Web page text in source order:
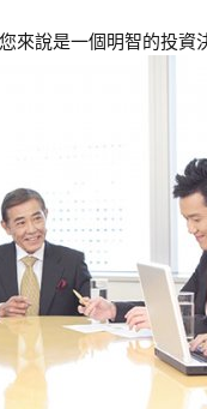
來說是一個明智的投